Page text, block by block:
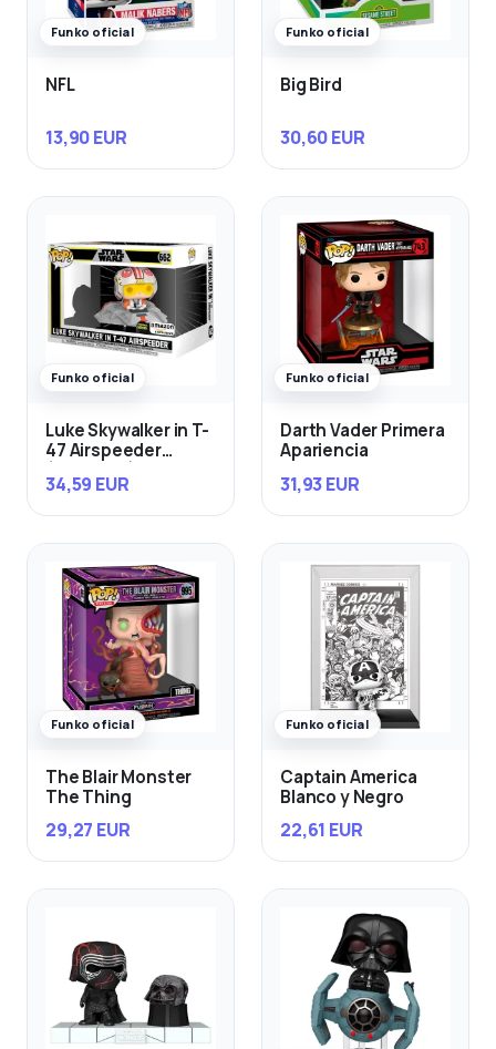
Funko oficial
NFL
13,90 EUR
Funko oficial
Big Bird
30,60 EUR
Funko oficial
Luke Skywalker in T-
47 Airspeeder
34,59 EUR
Funko oficial
Darth Vader Primera
Apariencia
31,93 EUR
Funko oficial
The Blair Monster
The Thing
29,27 EUR
Funko oficial
Captain America
Blanco y Negro
22,61 EUR